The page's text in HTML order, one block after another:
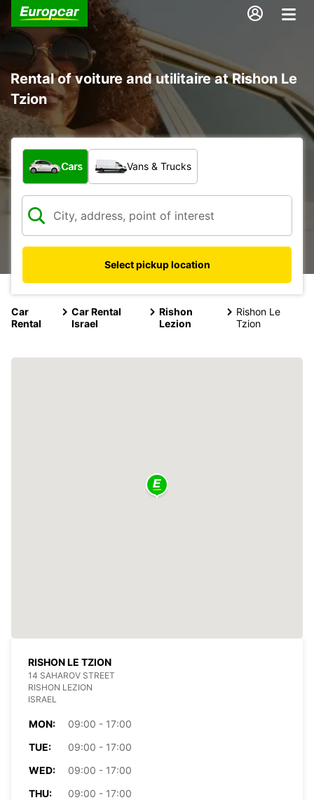
Rental of voiture and utilitaire at Rishon Le
Tzion
What type of vehicle?
Cars Vans & Trucks
Select pickup location
Car
Rental
Car Rental
Israel
Rishon
Lezion
Rishon Le
Tzion
RISHON LE TZION
14 SAHAROV STREET
RISHON LEZION
ISRAEL
MON:
09:00 - 17:00
TUE:
09:00 - 17:00
WED:
09:00 - 17:00
THU:
09:00 - 17:00